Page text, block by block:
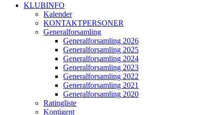
KLUBINFO
Kalender
KONTAKTPERSONER
Generalforsamling
Generalforsamling 2026
Generalforsamling 2025
Generalforsamling 2024
Generalforsamling 2023
Generalforsamling 2022
Generalforsamling 2021
Generalforsamling 2020
Ratingliste
Kontigent